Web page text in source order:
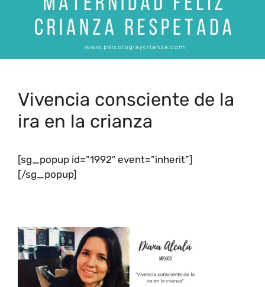
Vivencia consciente de la
ira en la crianza
[sg_popup id=”1992″ event=”inherit”]
[/sg_popup]